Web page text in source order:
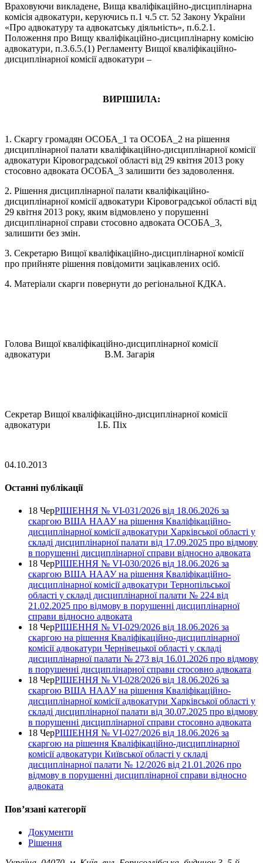
Враховуючи викладене, Вища кваліфікаційно-дисциплінарна
комісія адвокатури, керуючись п.1 ч.5 ст. 52 Закону України
«Про адвокатуру та адвокатську діяльність», п.6.2.1.
Положення про Вищу кваліфікаційно-дисциплінарну комісію
адвокатури, п.3.6.5.(1) Регламенту Вищої кваліфікаційно-
дисциплінарної комісії адвокатури –
ВИРІШИЛА:
1. Скаргу громадян ОСОБА_1 та ОСОБА_2 на рішення
дисциплінарної палати кваліфікаційно-дисциплінарної комісії
адвокатури Кіровоградської області від 29 квітня 2013 року
стосовно адвоката ОСОБА_3 залишити без задоволення.
2. Рішення дисциплінарної палати кваліфікаційно-
дисциплінарної комісії адвокатури Кіровоградської області від
29 квітня 2013 року, яким відмовлено у порушенні
дисциплінарної справи стосовно адвоката ОСОБА_3,
залишити без змін.
3. Секретарю Вищої кваліфікаційно-дисциплінарної комісії
про прийняте рішення повідомити зацікавлених осіб.
4. Матеріали скарги повернути до регіональної КДКА.
Голова Вищої кваліфікаційно-дисциплінарної комісії
адвокатури В.М. Загарія
Секретар Вищої кваліфікаційно-дисциплінарної комісії
адвокатури І.Б. Піх
04.10.2013
Останні публікації
18 ЧерРІШЕННЯ № VІ-031/2026 від 18.06.2026 за
скаргою ВША НААУ на рішення Кваліфікаційно-
дисциплінарної комісії адвокатури Харківської області у
складі дисциплінарної палати від 17.09.2025 про відмову
в порушенні дисциплінарної справи відносно адвоката
18 ЧерРІШЕННЯ № VІ-030/2026 від 18.06.2026 за
скаргою ВША НААУ на рішення Кваліфікаційно-
дисциплінарної комісії адвокатури Тернопільської
області у складі дисциплінарної палати № 224 від
21.02.2025 про відмову в порушенні дисциплінарної
справи відносно адвоката
18 ЧерРІШЕННЯ № VІ-029/2026 від 18.06.2026 за
скаргою на рішення Кваліфікаційно-дисциплінарної
комісії адвокатури Чернівецької області у складі
дисциплінарної палати № 273 від 16.01.2026 про відмову
в порушенні дисциплінарної справи стосовно адвоката
18 ЧерРІШЕННЯ № VІ-028/2026 від 18.06.2026 за
скаргою ВША НААУ на рішення Кваліфікаційно-
дисциплінарної комісії адвокатури Харківської області у
складі дисциплінарної палати від 30.07.2025 про відмову
в порушенні дисциплінарної справи стосовно адвоката
18 ЧерРІШЕННЯ № VІ-027/2026 від 18.06.2026 за
скаргою на рішення Кваліфікаційно-дисциплінарної
комісії адвокатури Київської області у складі
дисциплінарної палати № 12/2026 від 21.01.2026 про
відмову в порушенні дисциплінарної справи відносно
адвоката
Повʼязані категорії
Документи
Рішення